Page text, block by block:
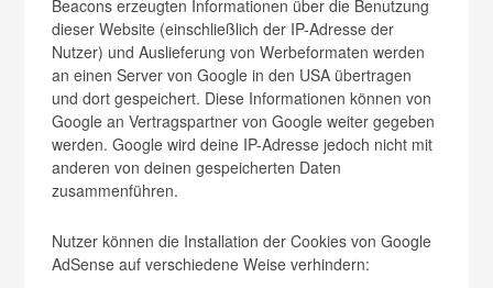
Beacons erzeugten Informationen über die Benutzung
dieser Website (einschließlich der IP-Adresse der
Nutzer) und Auslieferung von Werbeformaten werden
an einen Server von Google in den USA übertragen
und dort gespeichert. Diese Informationen können von
Google an Vertragspartner von Google weiter gegeben
werden. Google wird deine IP-Adresse jedoch nicht mit
anderen von deinen gespeicherten Daten
zusammenführen.
Nutzer können die Installation der Cookies von Google
AdSense auf verschiedene Weise verhindern: